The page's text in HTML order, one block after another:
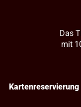
Das
mit
Kartenreservierung